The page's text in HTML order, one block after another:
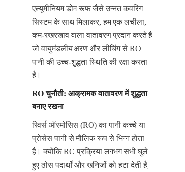
एल्यूमीनियम डोम रूफ जैसे उन्नत कवरिंग
सिस्टम के साथ मिलाकर, हम एक लचीला,
कम-रखरखाव वाला वातावरण प्रदान करते हैं
जो वायुमंडलीय क्षरण और लीचिंग से RO
पानी की उच्च-शुद्धता स्थिति की रक्षा करता
है।
RO चुनौती: आक्रामक वातावरण में शुद्धता
बनाए रखना
रिवर्स ऑस्मोसिस (RO) का पानी कच्चे या
प्रोसेस पानी से मौलिक रूप से भिन्न होता
है। क्योंकि RO प्रक्रिया लगभग सभी घुले
हुए ठोस पदार्थों और खनिजों को हटा देती है,